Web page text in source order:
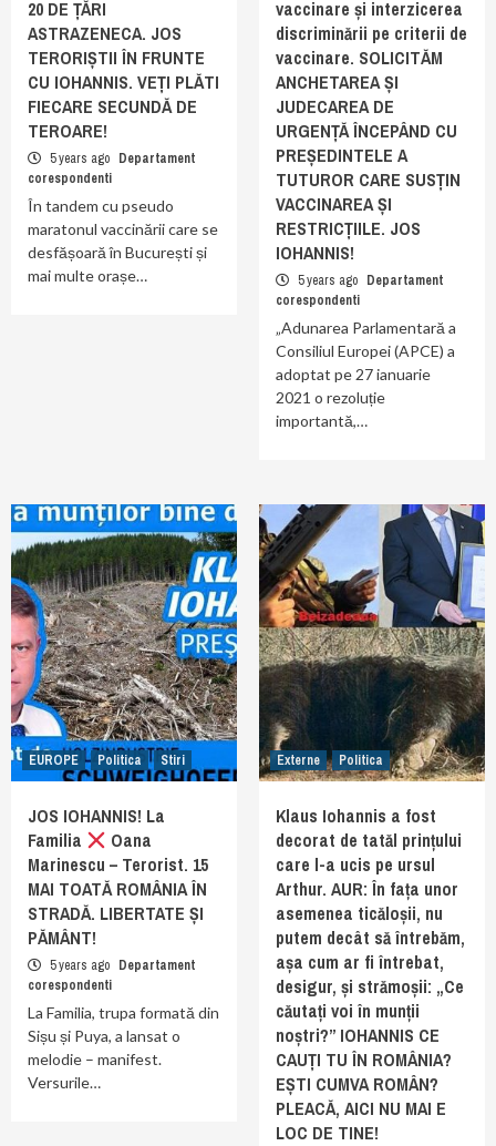
20 DE ȚĂRI
ASTRAZENECA. JOS
TERORIȘTII ÎN FRUNTE
CU IOHANNIS. VEȚI PLĂTI
FIECARE SECUNDĂ DE
TEROARE!
5 years ago Departament
corespondenti
În tandem cu pseudo
maratonul vaccinării care se
desfășoară în București și
mai multe orașe…
vaccinare și interzicerea
discriminării pe criterii de
vaccinare. SOLICITĂM
ANCHETAREA ȘI
JUDECAREA DE
URGENȚĂ ÎNCEPÂND CU
PREȘEDINTELE A
TUTUROR CARE SUSȚIN
VACCINAREA ȘI
RESTRICȚIILE. JOS
IOHANNIS!
5 years ago Departament
corespondenti
„Adunarea Parlamentară a
Consiliul Europei (APCE) a
adoptat pe 27 ianuarie
2021 o rezoluție
importantă,…
EUROPE Politica Stiri
JOS IOHANNIS! La
Familia
Oana
Marinescu – Terorist. 15
MAI TOATĂ ROMÂNIA ÎN
STRADĂ. LIBERTATE ȘI
PĂMÂNT!
5 years ago Departament
corespondenti
La Familia, trupa formată din
Sișu și Puya, a lansat o
melodie – manifest.
Versurile…
Externe Politica
Klaus Iohannis a fost
decorat de tatăl prințului
care l-a ucis pe ursul
Arthur. AUR: În fața unor
asemenea ticăloșii, nu
putem decât să întrebăm,
așa cum ar fi întrebat,
desigur, și strămoșii: „Ce
căutați voi în munții
noștri?” IOHANNIS CE
CAUȚI TU ÎN ROMÂNIA?
EȘTI CUMVA ROMÂN?
PLEACĂ, AICI NU MAI E
LOC DE TINE!